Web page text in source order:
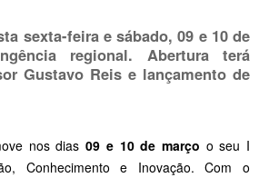
sexta-feira e sábado, 09 e 10 de
regional. Abertura terá
Gustavo Reis e lançamento de
nos dias09 e 10 de março o seu I
Conhecimento e Inovação. Com o